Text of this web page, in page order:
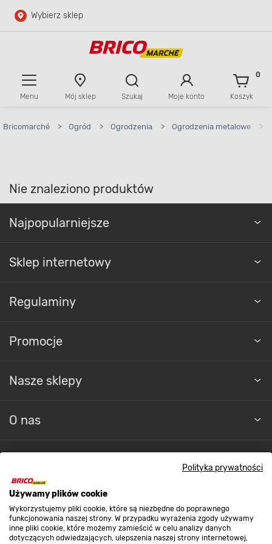
Polityka prywatności
Używamy plików cookie
Wykorzystujemy pliki cookie, które są niezbędne do poprawnego
funkcjonowania naszej strony. W przypadku wyrażenia zgody używamy
inne pliki cookie, które możemy zamieścić w celu analizy danych
dotyczących odwiedzających, ulepszenia naszej strony internetowej,
Przejdź do głównej zawartości
Wybierz sklep
Menu Mój sklep Szukaj Moje konto Koszyk
0
Bricomarché > Ogród > Ogrodzenia > Ogrodzenia metalowe >
Nie znaleziono produktów
Najpopularniejsze
Sklep internetowy
Regulaminy
Promocje
Nasze sklepy
O nas
Strefa biznesu